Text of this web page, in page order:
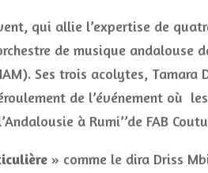
qui allie l’expertise de
de musique andalouse
Ses trois acolytes, Tamara
de l’événement où
à Rumi’’de FAB
» comme le dira Driss